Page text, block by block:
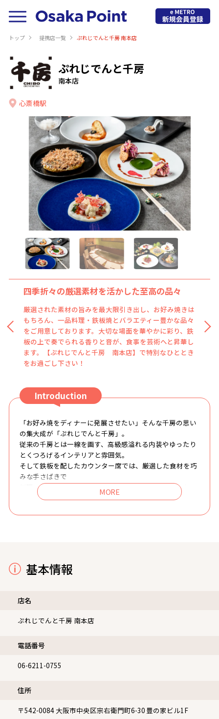
トップ 提携店⼀覧 ぷれじでんと千房 南本店
ぷれじでんと千房
南本店
心斎橋駅
四季折々の厳選素材を活かした至高の品々
厳選された素材の旨みを最大限引き出し、お好み焼きは
もちろん、一品料理・鉄板焼とバラエティー豊かな品々
をご用意しております。大切な場面を華やかに彩り、鉄
板の上で奏でられる香りと音が、食事を芸術へと昇華し
ます。【ぷれじでんと千房 南本店】で特別なひととき
をお過ごし下さい！
Introduction
「お好み焼をディナーに発展させたい」そんな千房の思い
の集大成が「ぷれじでんと千房」。
従来の千房とは一線を画す、高級感溢れる内装やゆったり
とくつろげるインテリアと雰囲気。
そして鉄板を配したカウンター席では、厳選した食材を巧
みな手さばきで
料理へと変化させていく様を五感で楽しんでいただきま
基本情報
店名
ぷれじでんと千房 南本店
電話番号
06-6211-0755
住所
〒542-0084 大阪市中央区宗右衛門町6-30 豊の家ビル1F